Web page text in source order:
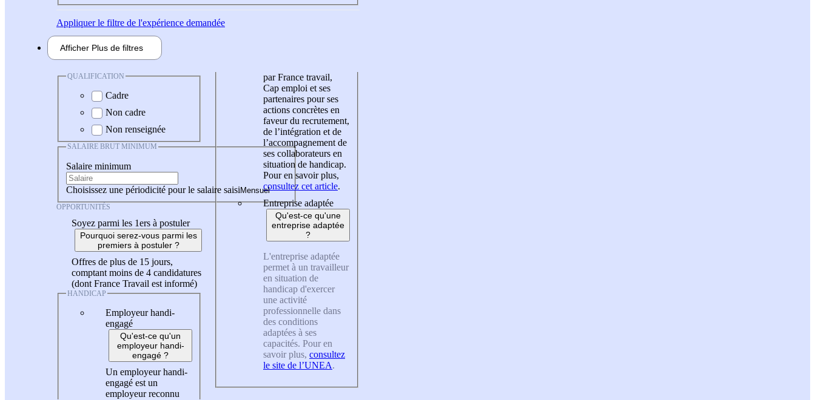
Appliquerle filtre de l'expérience demandée
Afficher Plus de filtres
QUALIFICATION
Cadre
Non cadre
Non renseignée
SALAIRE BRUT MINIMUM
Salaire minimum
Choisissez une périodicité pour le salaire saisi
OPPORTUNITÉS
Soyez parmi les 1ers à postuler
Pourquoi serez-vous parmi les
premiers à postuler ?
Offres de plus de 15 jours,
comptant moins de 4 candidatures
(dont France Travail est informé)
HANDICAP
Employeur handi-
engagé
Qu'est-ce qu'un
employeur handi-
engagé ?
Un employeur handi-
engagé est un
employeur reconnu
par France travail,
Cap emploi et ses
partenaires pour ses
actions concrètes en
faveur du recrutement,
de l’intégration et de
l’accompagnement de
ses collaborateurs en
situation de handicap.
Pour en savoir plus,
consultez cet article.
Entreprise adaptée
Qu'est-ce qu'une
entreprise adaptée
?
L'entreprise adaptée
permet à un travailleur
en situation de
handicap d'exercer
une activité
professionnelle dans
des conditions
adaptées à ses
capacités. Pour en
savoir plus, consultez
le site de l’UNEA.